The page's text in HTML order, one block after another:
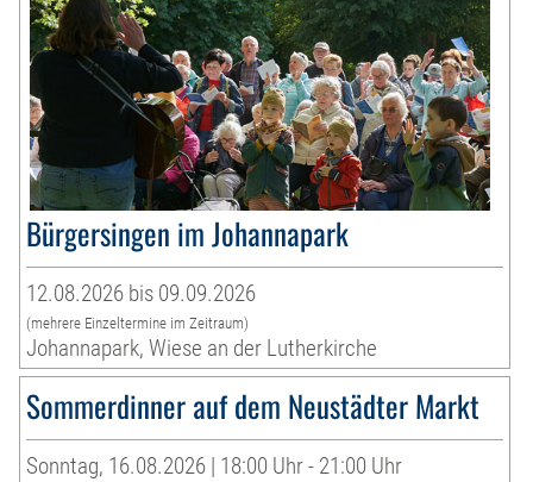
Bürgersingen im Johannapark
12.08.2026 bis 09.09.2026
(mehrere Einzeltermine im Zeitraum)
Johannapark, Wiese an der Lutherkirche
Sommerdinner auf dem Neustädter Markt
Sonntag, 16.08.2026 | 18:00 Uhr - 21:00 Uhr